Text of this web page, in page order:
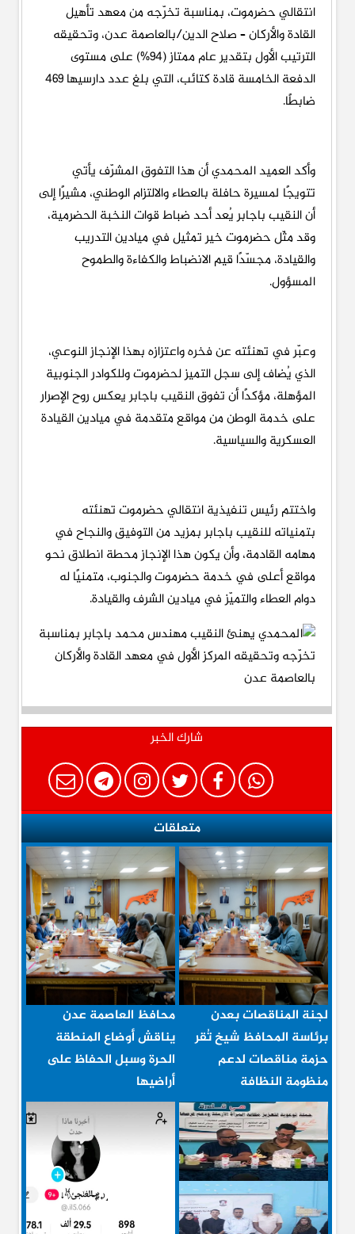
انتقالي حضرموت، بمناسبة تخرّجه من معهد تأهيل
القادة والأركان – صلاح الدين/بالعاصمة عدن، وتحقيقه
الترتيب الأول بتقدير عام ممتاز (94%) على مستوى
الدفعة الخامسة قادة كتائب، التي بلغ عدد دارسيها 469
ضابطًا.
وأكد العميد المحمدي أن هذا التفوق المشرّف يأتي
تتويجًا لمسيرة حافلة بالعطاء والالتزام الوطني، مشيرًا إلى
أن النقيب باجابر يُعد أحد ضباط قوات النخبة الحضرمية،
وقد مثّل حضرموت خير تمثيل في ميادين التدريب
والقيادة، مجسّدًا قيم الانضباط والكفاءة والطموح
المسؤول.
وعبّر في تهنئته عن فخره واعتزازه بهذا الإنجاز النوعي،
الذي يُضاف إلى سجل التميز لحضرموت وللكوادر الجنوبية
المؤهلة، مؤكدًا أن تفوق النقيب باجابر يعكس روح الإصرار
على خدمة الوطن من مواقع متقدمة في ميادين القيادة
العسكرية والسياسية.
واختتم رئيس تنفيذية انتقالي حضرموت تهنئته
بتمنياته للنقيب باجابر بمزيد من التوفيق والنجاح في
مهامه القادمة، وأن يكون هذا الإنجاز محطة انطلاق نحو
مواقع أعلى في خدمة حضرموت والجنوب، متمنيًا له
دوام العطاء والتميّز في ميادين الشرف والقيادة.
شارك الخبر
متعلقات
لجنة المناقصات بعدن
برئاسة المحافظ شيخ تُقر
حزمة مناقصات لدعم
منظومة النظافة
محافظ العاصمة عدن
يناقش أوضاع المنطقة
الحرة وسبل الحفاظ على
أراضيها